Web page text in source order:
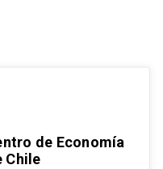
de Economía
Chile